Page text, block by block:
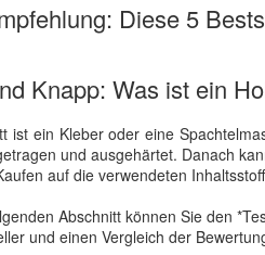
Diese 5
Knapp: Was ist ein
ist ein Kleber oder eine
und ausgehärtet. Danach
auf die verwendeten
Abschnitt können Sie den
und einen Vergleich der